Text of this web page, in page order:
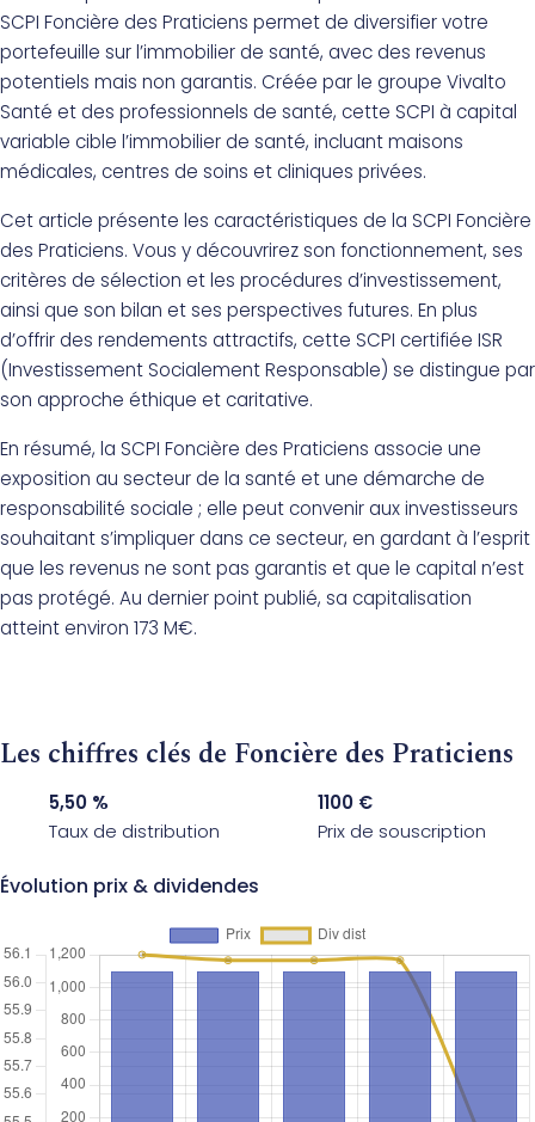
SCPI Foncière des Praticiens permet de diversifier votre
portefeuille sur l’immobilier de santé, avec des revenus
potentiels mais non garantis. Créée par le groupe Vivalto
Santé et des professionnels de santé, cette SCPI à capital
variable cible l’immobilier de santé, incluant maisons
médicales, centres de soins et cliniques privées.
Cet article présente les caractéristiques de la SCPI Foncière
des Praticiens. Vous y découvrirez son fonctionnement, ses
critères de sélection et les procédures d’investissement,
ainsi que son bilan et ses perspectives futures. En plus
d’offrir des rendements attractifs, cette SCPI certifiée ISR
(Investissement Socialement Responsable) se distingue par
son approche éthique et caritative.
En résumé, la SCPI Foncière des Praticiens associe une
exposition au secteur de la santé et une démarche de
responsabilité sociale ; elle peut convenir aux investisseurs
souhaitant s’impliquer dans ce secteur, en gardant à l’esprit
que les revenus ne sont pas garantis et que le capital n’est
pas protégé. Au dernier point publié, sa capitalisation
atteint environ 173 M€.
Les chiffres clés de Foncière des Praticiens
5,50 %
Taux de distribution
1100 €
Prix de souscription
Évolution prix & dividendes